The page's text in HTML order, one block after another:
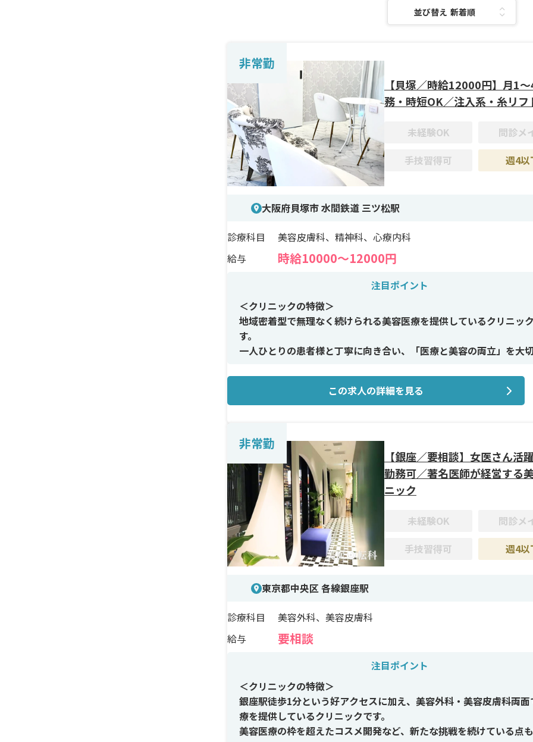
麻酔科
並び替え：
非常勤
【貝塚／時給12000円】月1
務・時短OK／注入系・糸リフ
未経験OK
問診メ
手技習得可
週4以
大阪府貝塚市 水間鉄道 三ツ松駅
診療科目
美容皮膚科、精神科、心療内科
給与
時給10000〜12000円
注目ポイント
＜クリニックの特徴＞
地域密着型で無理なく続けられる美容医療を提供しているクリニッ
す。
一人ひとりの患者様と丁寧に向き合い、「医療と美容の両立」を大
注入系・糸リフトなどの自然な若返り治療を中心に、患者様の魅力を
＜研修制度＞
経験者求人につき、なし
＜待遇＞
月1〜4回勤務、時短勤務もご相談可。
外科対応可能な方は新幹線通勤の相談も柔軟に対応。
この求人の詳細を見る
非常勤
【銀座／要相談】女医さん活
勤務可／著名医師が経営する
ニック
未経験OK
問診メ
手技習得可
週4以
東京都中央区 各線銀座駅
診療科目
美容外科、美容皮膚科
給与
要相談
注目ポイント
＜クリニックの特徴＞
銀座駅徒歩1分という好アクセスに加え、美容外科・美容皮膚科両面
療を提供しているクリニックです。
美容医療の枠を超えたコスメ開発など、新たな挑戦を続けている点